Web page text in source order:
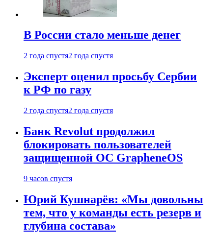
В России стало меньше денег
2 года спустя2 года спустя
Эксперт оценил просьбу Сербии
к РФ по газу
2 года спустя2 года спустя
Банк Revolut продолжил
блокировать пользователей
защищенной ОС GrapheneOS
9 часов спустя
Юрий Кушнарёв: «Мы довольны
тем, что у команды есть резерв и
глубина состава»